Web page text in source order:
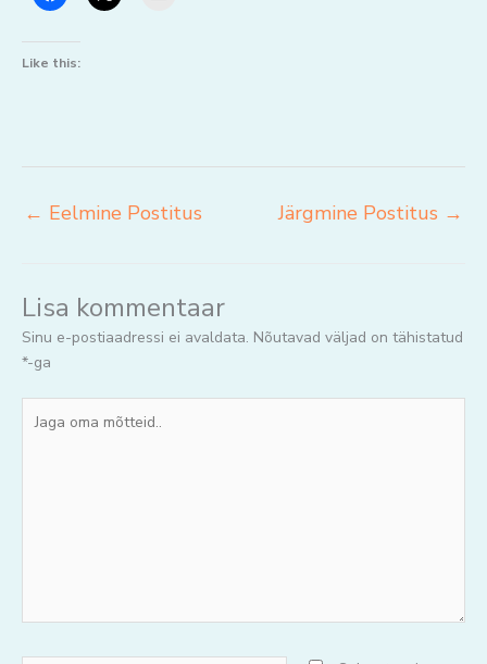
Like this:
← Eelmine Postitus Järgmine Postitus →
Lisa kommentaar
Sinu e-postiaadressi ei avaldata. Nõutavad väljad on tähistatud
*-ga
oma